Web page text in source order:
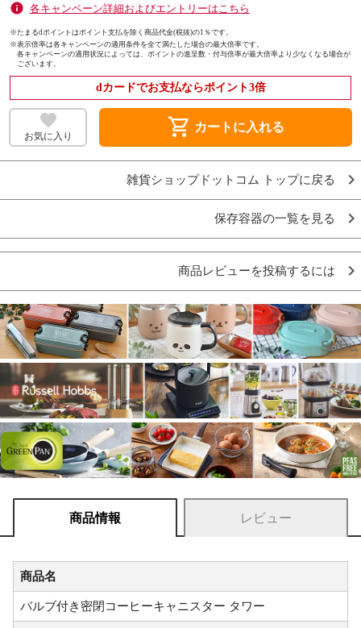
各キャンペーン詳細およびエントリーはこちら
※たまるdポイントはポイント支払を除く商品代金(税抜)の1％です。
※表示倍率は各キャンペーンの適用条件を全て満たした場合の最大倍率です。
各キャンペーンの適用状況によっては、ポイントの進呈数・付与倍率が最大倍率より少なくなる場合が
ございます。
dカードでお支払ならポイント3倍
お気に入り shopping_cart カートに入れる
雑貨ショップドットコム トップに戻る
保存容器の一覧を見る
商品レビューを投稿するには
商品情報 レビュー
商品名
バルブ付き密閉コーヒーキャニスター タワー